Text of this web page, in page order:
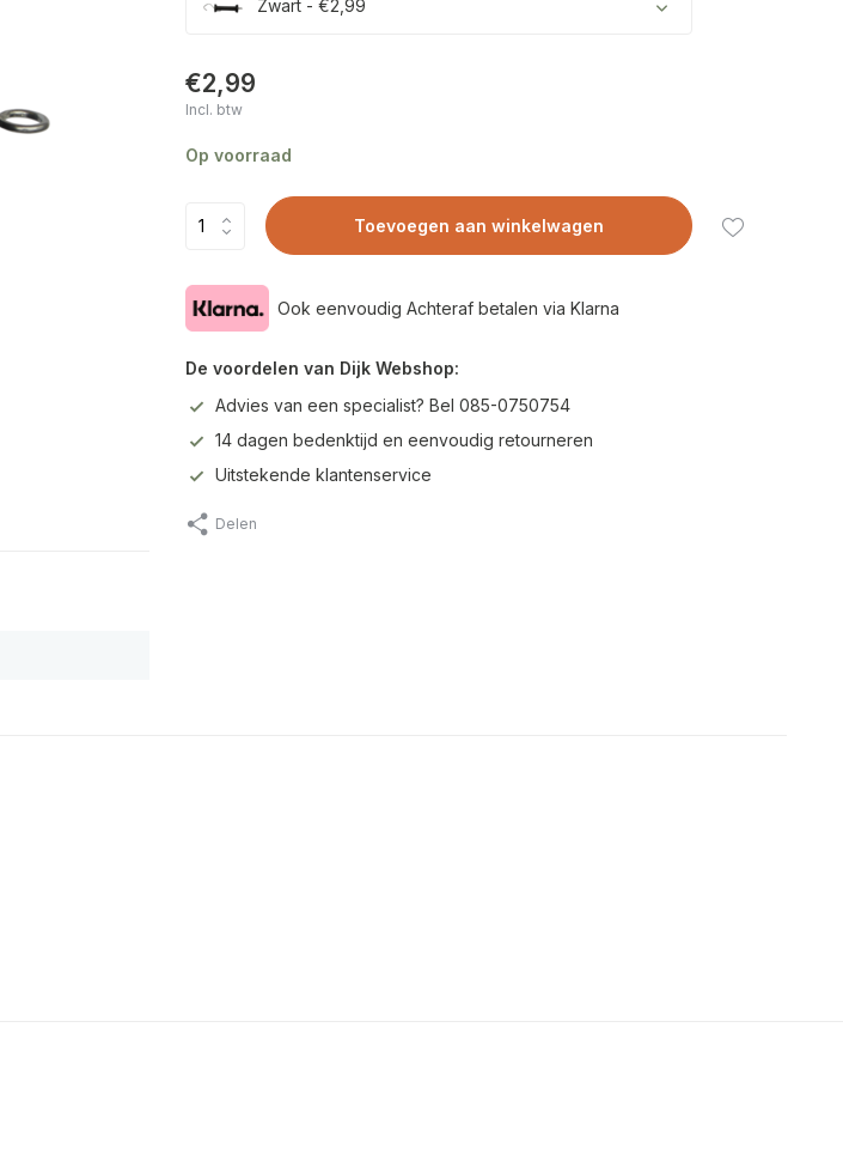
Zwart - €2,99
€2,99
Incl. btw
Op voorraad
Toevoegen aan winkelwagen
Ook eenvoudig Achteraf betalen via Klarna
De voordelen van Dijk Webshop:
Advies van een specialist? Bel 085-0750754
14 dagen bedenktijd en eenvoudig retourneren
Uitstekende klantenservice
Delen